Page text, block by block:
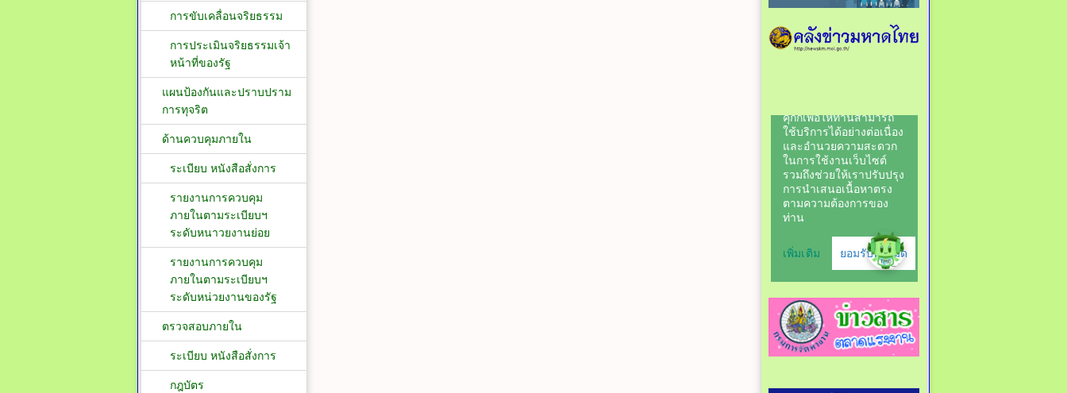
การขับเคลื่อนจริยธรรม
การประเมินจริยธรรมเจ้า
หน้าที่ของรัฐ
แผนป้องกันและปราบปราม
การทุจริต
ด้านควบคุมภายใน
ระเบียบ หนังสือสั่งการ
รายงานการควบคุม
ภายในตามระเบียบฯ
ระดับหนาวยงานย่อย
รายงานการควบคุม
ภายในตามระเบียบฯ
ระดับหน่วยงานของรัฐ
ตรวจสอบภายใน
ระเบียบ หนังสือสั่งการ
กฎบัตร